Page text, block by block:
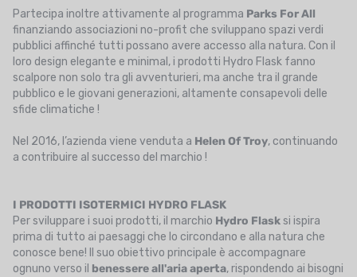
Partecipa inoltre attivamente al programma Parks For All
finanziando associazioni no-profit che sviluppano spazi verdi
pubblici affinché tutti possano avere accesso alla natura. Con il
loro design elegante e minimal, i prodotti Hydro Flask fanno
scalpore non solo tra gli avventurieri, ma anche tra il grande
pubblico e le giovani generazioni, altamente consapevoli delle
sfide climatiche !
Nel 2016, l’azienda viene venduta a Helen Of Troy, continuando
a contribuire al successo del marchio !
I PRODOTTI ISOTERMICI HYDRO FLASK
Per sviluppare i suoi prodotti, il marchio Hydro Flasksi ispira
prima di tutto ai paesaggi che lo circondano e alla natura che
conosce bene! Il suo obiettivo principale è accompagnare
ognuno verso il benessere all'aria aperta, rispondendo ai bisogni